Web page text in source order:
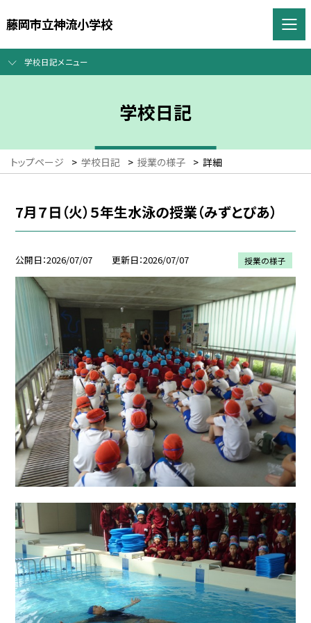
藤岡市立神流小学校
学校日記メニュー
学校日記
トップページ > 学校日記 > 授業の様子 > 詳細
7月７日（火）５年生水泳の授業（みずとぴあ）
公開日 2026/07/07 更新日 2026/07/07 授業の様子